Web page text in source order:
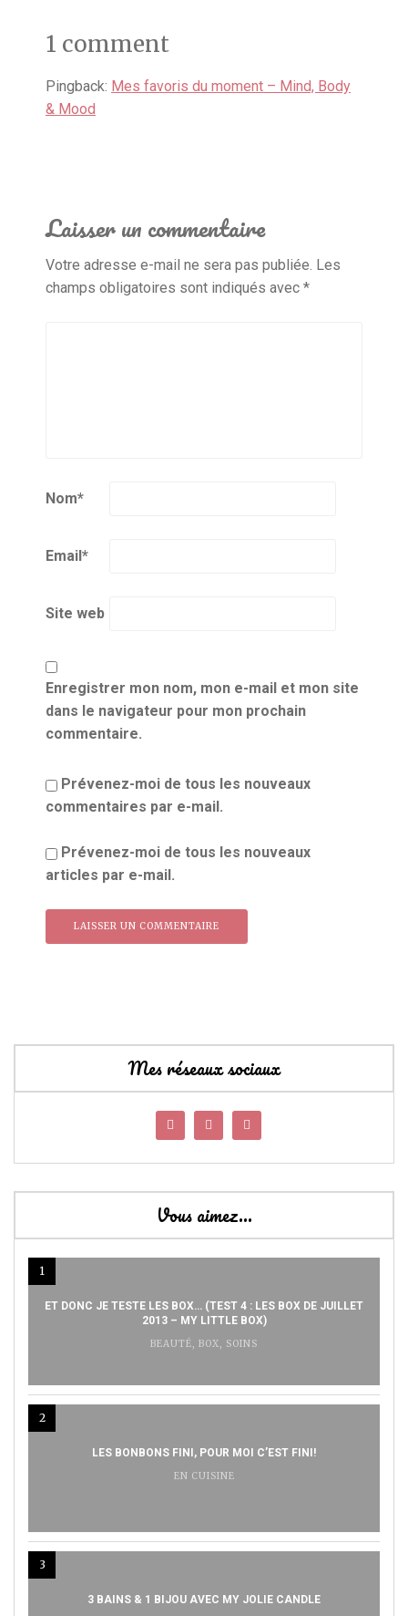
1 comment
Pingback: Mes favoris du moment – Mind, Body
& Mood
Laisser un commentaire
Votre adresse e-mail ne sera pas publiée. Les
champs obligatoires sont indiqués avec *
Nom*
Email*
Site web
Enregistrer mon nom, mon e-mail et mon site
dans le navigateur pour mon prochain
commentaire.
Prévenez-moi de tous les nouveaux
commentaires par e-mail.
Prévenez-moi de tous les nouveaux
articles par e-mail.
Mes réseaux sociaux
Vous aimez…
1
ET DONC JE TESTE LES BOX… (TEST 4 : LES BOX DE JUILLET
2013 – MY LITTLE BOX)
BEAUTÉ, BOX, SOINS
2
LES BONBONS FINI, POUR MOI C’EST FINI!
EN CUISINE
3
3 BAINS & 1 BIJOU AVEC MY JOLIE CANDLE